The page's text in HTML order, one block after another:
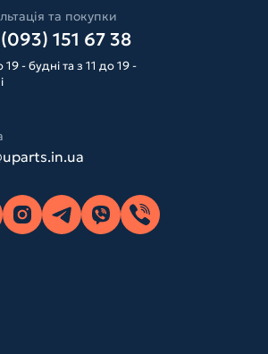
та покупки
151 67 38
19 - будні та з 11 до 19 -